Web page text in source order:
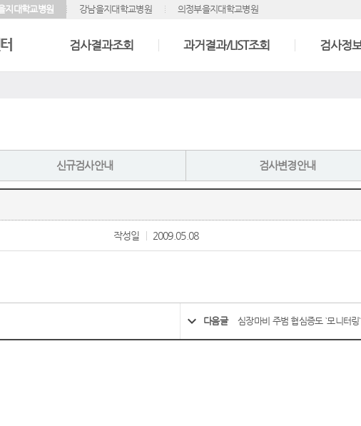
지대학교병원 강남을지대학교병원 의정부을지대학교병원
검사결과조회 과거결과/LIST조회 검사정
신규검사안내 검사변경안내
작성일 2009.05.08
다음글 심장마비 주범 협심증도 `모니터링`